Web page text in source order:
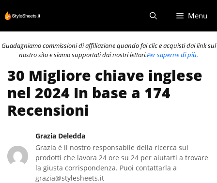
al
contenuto
Menu
Guadagniamo commissioni di affiliazione quando fai clic e acquisti dai link sul
nostro sito e siamo supportati dai nostri lettori.Per saperne di più.
30 Migliore chiave inglese
nel 2024 In base a 174
Recensioni
Grazia Deledda
Grazia è il nostro responsabile della ricerca sui
prodotti che lavora 24 ore su 24 per aiutarti a trovare
la giusta corrispondenza. Puoi contattarla a
grazia@stylesheets.it